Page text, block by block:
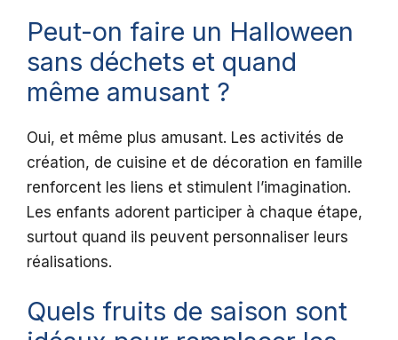
Peut-on faire un Halloween
sans déchets et quand
même amusant ?
Oui, et même plus amusant. Les activités de
création, de cuisine et de décoration en famille
renforcent les liens et stimulent l’imagination.
Les enfants adorent participer à chaque étape,
surtout quand ils peuvent personnaliser leurs
réalisations.
Quels fruits de saison sont